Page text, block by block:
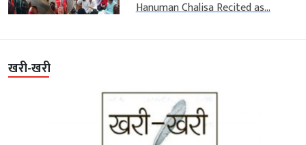
Hanuman Chalisa Recited as...
खरी-खरी